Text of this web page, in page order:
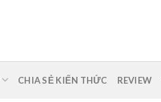
CHIA SẺ KIẾN THỨC REVIEW